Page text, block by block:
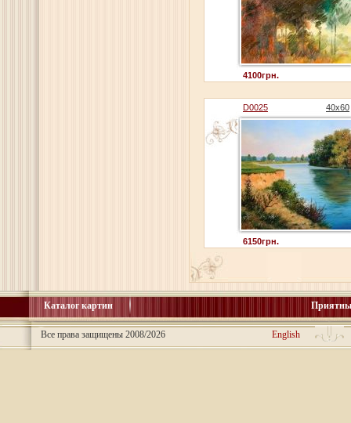
4100грн.
D0025 40x60
6150грн.
Каталог картин
Все права защищены 2008/2026 English